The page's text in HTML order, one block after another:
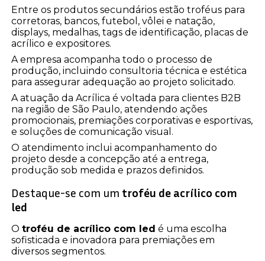
Entre os produtos secundários estão troféus para
corretoras, bancos, futebol, vôlei e natação,
displays, medalhas, tags de identificação, placas de
acrílico e expositores.
A empresa acompanha todo o processo de
produção, incluindo consultoria técnica e estética
para assegurar adequação ao projeto solicitado.
A atuação da Acrílica é voltada para clientes B2B
na região de São Paulo, atendendo ações
promocionais, premiações corporativas e esportivas,
e soluções de comunicação visual.
O atendimento inclui acompanhamento do
projeto desde a concepção até a entrega,
produção sob medida e prazos definidos.
Destaque-se com um troféu de acrílico com
led
Otroféu de acrílico com led é uma escolha
sofisticada e inovadora para premiações em
diversos segmentos.